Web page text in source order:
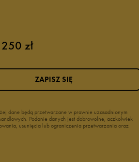
zł
dane będą przetwarzane w prawnie uzasadnionym
Podanie danych jest dobrowolne, aczkolwiek
usunięcia lub ograniczenia przetwarzania oraz
ZAPISZ SIĘ